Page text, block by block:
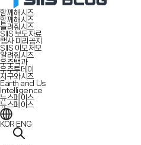
함께해시즈
함께해시즈
들려줘시즈
SIIS 보도자료
행사 미리공지
SIIS 이모저모
알려줘시즈
우주백과
우주투데이
지구와시즈
Earth and Us
Intelligence
뉴스페이스
뉴스페이스
KOR ENG